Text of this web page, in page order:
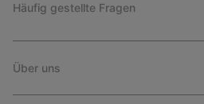
Häufig gestellte Fragen
Über uns